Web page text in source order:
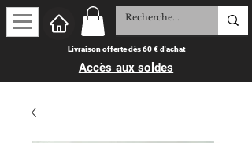
Livraison offerte dès 60 € d'achat
Accès aux soldes